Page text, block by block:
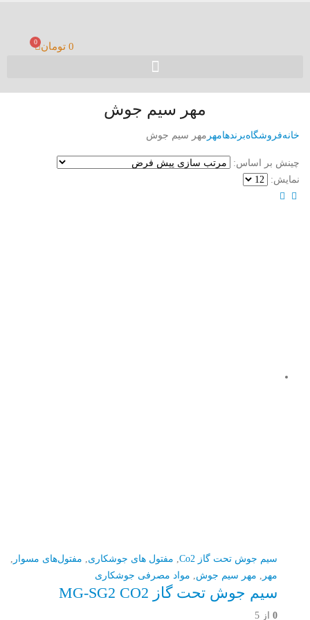
0 تومان 0
مهر سیم جوش
خانهفروشگاهبرندهامهر مهر سیم جوش
چینش بر اساس:
نمایش:
سیم جوش تحت گاز Co2 , مفتول های جوشکاری, مفتول‌های مسوار ,
مهر , مهر سیم جوش, مواد مصرفی جوشکاری
سیم جوش تحت گاز MG-SG2 CO2
0 از 5